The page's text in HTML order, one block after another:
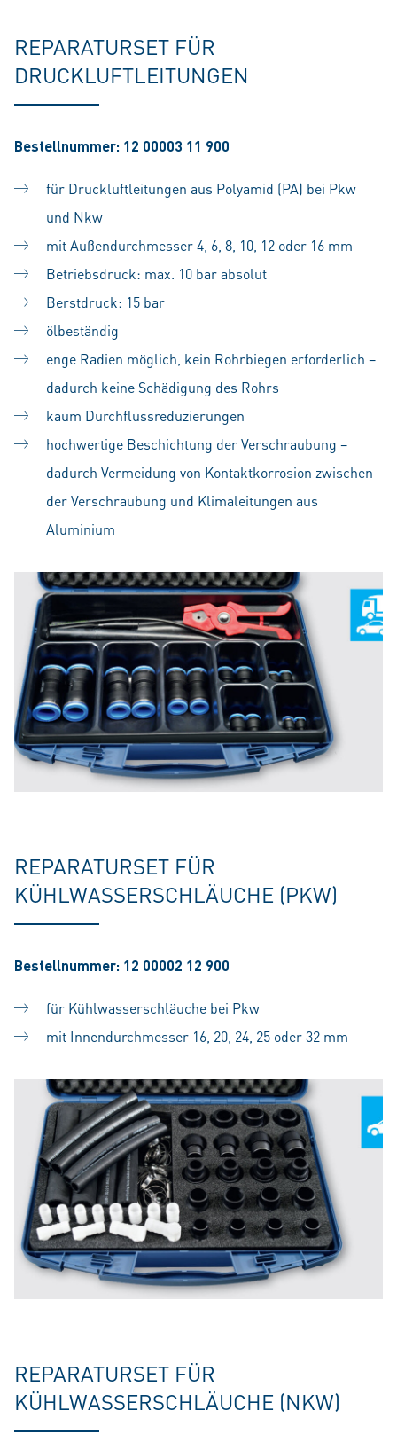
REPARATURSET FÜR
DRUCKLUFTLEITUNGEN
Bestellnummer: 12 00003 11 900
für Druckluftleitungen aus Polyamid (PA) bei Pkw
und Nkw
mit Außendurchmesser 4, 6, 8, 10, 12 oder 16 mm
Betriebsdruck: max. 10 bar absolut
Berstdruck: 15 bar
ölbeständig
enge Radien möglich, kein Rohrbiegen erforderlich –
dadurch keine Schädigung des Rohrs
kaum Durchflussreduzierungen
hochwertige Beschichtung der Verschraubung –
dadurch Vermeidung von Kontaktkorrosion zwischen
der Verschraubung und Klimaleitungen aus
Aluminium
REPARATURSET FÜR
KÜHLWASSERSCHLÄUCHE (PKW)
Bestellnummer: 12 00002 12 900
für Kühlwasserschläuche bei Pkw
mit Innendurchmesser 16, 20, 24, 25 oder 32 mm
REPARATURSET FÜR
KÜHLWASSERSCHLÄUCHE (NKW)